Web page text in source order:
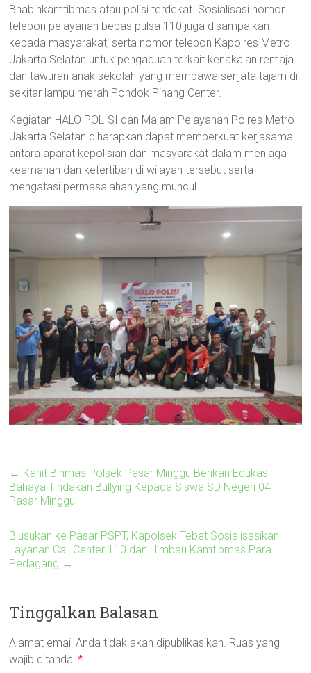
Bhabinkamtibmas atau polisi terdekat. Sosialisasi nomor
telepon pelayanan bebas pulsa 110 juga disampaikan
kepada masyarakat, serta nomor telepon Kapolres Metro
Jakarta Selatan untuk pengaduan terkait kenakalan remaja
dan tawuran anak sekolah yang membawa senjata tajam di
sekitar lampu merah Pondok Pinang Center.
Kegiatan HALO POLISI dan Malam Pelayanan Polres Metro
Jakarta Selatan diharapkan dapat memperkuat kerjasama
antara aparat kepolisian dan masyarakat dalam menjaga
keamanan dan ketertiban di wilayah tersebut serta
mengatasi permasalahan yang muncul.
← Kanit Binmas Polsek Pasar Minggu Berikan Edukasi
Bahaya Tindakan Bullying Kepada Siswa SD Negeri 04
Pasar Minggu
Blusukan ke Pasar PSPT, Kapolsek Tebet Sosialisasikan
Layanan Call Center 110 dan Himbau Kamtibmas Para
Pedagang →
Tinggalkan Balasan
Alamat email Anda tidak akan dipublikasikan. Ruas yang
wajib ditandai*